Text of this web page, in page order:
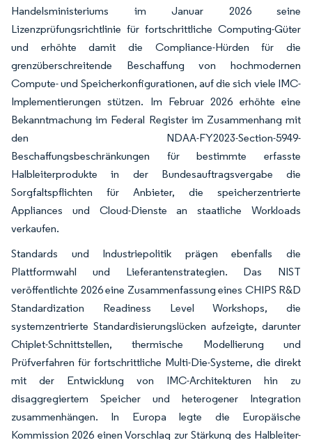
Handelsministeriums im Januar 2026 seine
Lizenzprüfungsrichtlinie für fortschrittliche Computing-Güter
und erhöhte damit die Compliance-Hürden für die
grenzüberschreitende Beschaffung von hochmodernen
Compute- und Speicherkonfigurationen, auf die sich viele IMC-
Implementierungen stützen. Im Februar 2026 erhöhte eine
Bekanntmachung im Federal Register im Zusammenhang mit
den NDAA-FY2023-Section-5949-
Beschaffungsbeschränkungen für bestimmte erfasste
Halbleiterprodukte in der Bundesauftragsvergabe die
Sorgfaltspflichten für Anbieter, die speicherzentrierte
Appliances und Cloud-Dienste an staatliche Workloads
verkaufen.
Standards und Industriepolitik prägen ebenfalls die
Plattformwahl und Lieferantenstrategien. Das NIST
veröffentlichte 2026 eine Zusammenfassung eines CHIPS R&D
Standardization Readiness Level Workshops, die
systemzentrierte Standardisierungslücken aufzeigte, darunter
Chiplet-Schnittstellen, thermische Modellierung und
Prüfverfahren für fortschrittliche Multi-Die-Systeme, die direkt
mit der Entwicklung von IMC-Architekturen hin zu
disaggregiertem Speicher und heterogener Integration
zusammenhängen. In Europa legte die Europäische
Kommission 2026 einen Vorschlag zur Stärkung des Halbleiter-